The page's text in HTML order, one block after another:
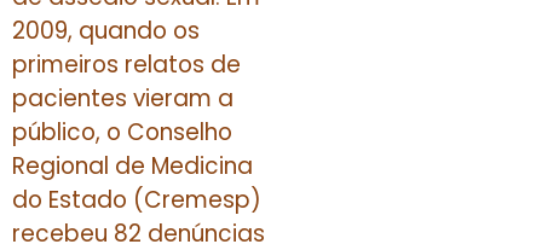
2009, quando os
primeiros relatos de
pacientes vieram a
público, o Conselho
Regional de Medicina
do Estado (Cremesp)
recebeu 82 denúncias